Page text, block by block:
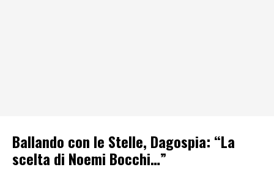
Ballando con le Stelle, Dagospia: “La
scelta di Noemi Bocchi…”